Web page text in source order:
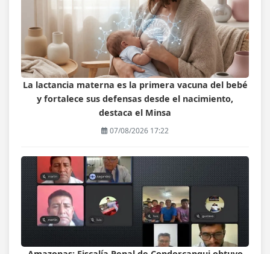
La lactancia materna es la primera vacuna del bebé
y fortalece sus defensas desde el nacimiento,
destaca el Minsa
07/08/2026 17:22